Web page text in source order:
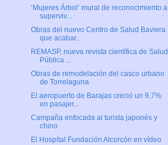
‘Mujeres Árbol’ mural de reconocimiento a
superviv...
Obras del nuevo Centro de Salud Baviera
que acabar...
REMASP, nueva revista científica de Salud
Pública ...
Obras de remodelación del casco urbano
de Torrelaguna
El aeropuerto de Barajas creció un 9,7%
en pasajer...
Campaña enfocada al turista japonés y
chino
El Hospital Fundación Alcorcón en vídeo